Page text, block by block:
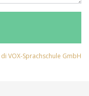
di VOX-Sprachschule GmbH